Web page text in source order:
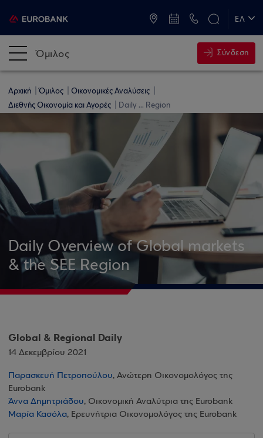
ΕΛ
Όμιλος Σύνδεση
Αρχική Όμιλος
Οικονομικές Αναλύσεις
Διεθνής Οικονομία και Αγορές
Daily ... Region
Daily Overview of Global markets
& the SEE Region
Global & Regional Daily
14 Δεκεμβρίου 2021
Παρασκευή Πετροπούλου, Ανώτερη Οικονομολόγος της
Eurobank
Άννα Δημητριάδου, Οικονομική Αναλύτρια της Eurobank
Μαρία Κασόλα, Ερευνήτρια Οικονομολόγος της Eurobank